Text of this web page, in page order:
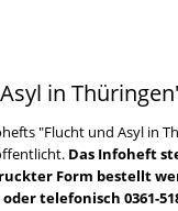
in
"Flucht und Asyl in
Das Infoheft
Form bestellt
telefonisch 0361-